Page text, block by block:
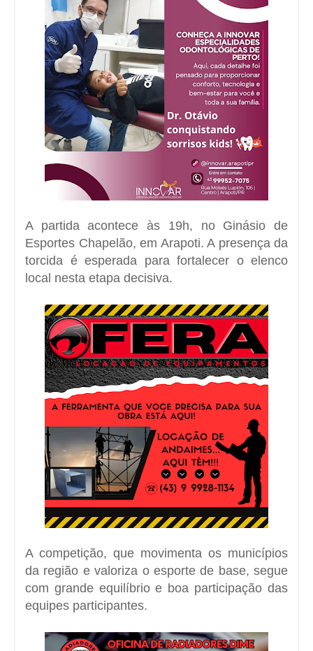
A partida acontece às 19h, no Ginásio de
Esportes Chapelão, em Arapoti. A presença da
torcida é esperada para fortalecer o elenco
local nesta etapa decisiva.
A competição, que movimenta os municípios
da região e valoriza o esporte de base, segue
com grande equilíbrio e boa participação das
equipes participantes.